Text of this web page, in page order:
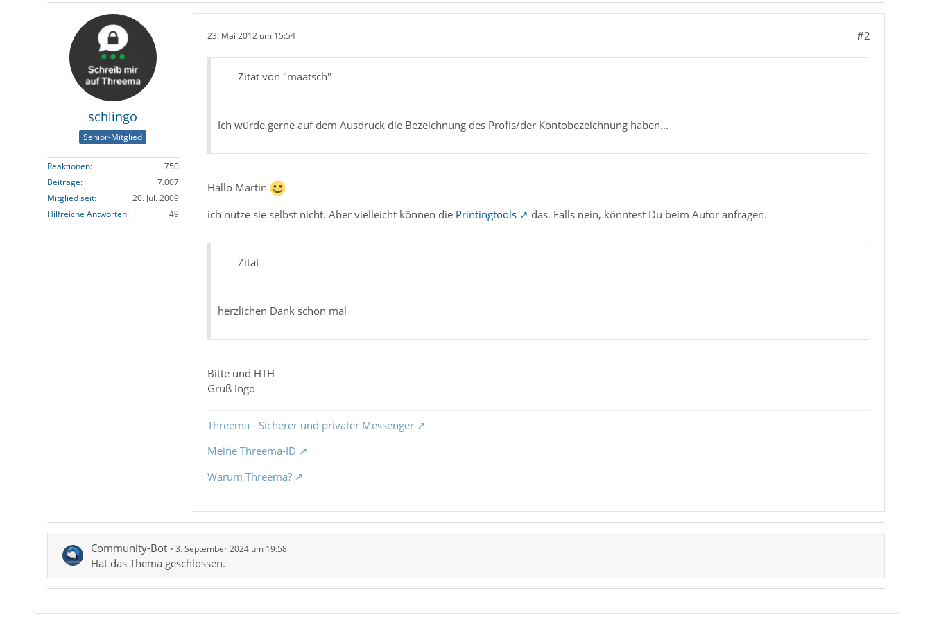
schlingo
Senior-Mitglied
Reaktionen
750
Beiträge
7.007
Mitglied seit
20. Jul. 2009
Hilfreiche Antworten
49
23. Mai 2012 um 15:54 #2
Zitat von "maatsch"
Ich würde gerne auf dem Ausdruck die Bezeichnung des Profis/der Kontobezeichnung haben...
Hallo Martin
ich nutze sie selbst nicht. Aber vielleicht können die Printingtools das. Falls nein, könntest Du beim Autor anfragen.
Zitat
herzlichen Dank schon mal
Bitte und HTH
Gruß Ingo
Threema - Sicherer und privater Messenger
Meine Threema-ID
Warum Threema?
Community-Bot 3. September 2024 um 19:58
Hat das Thema geschlossen.